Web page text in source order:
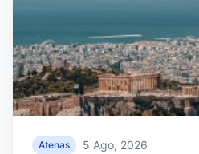
Atenas 5 Ago, 2026